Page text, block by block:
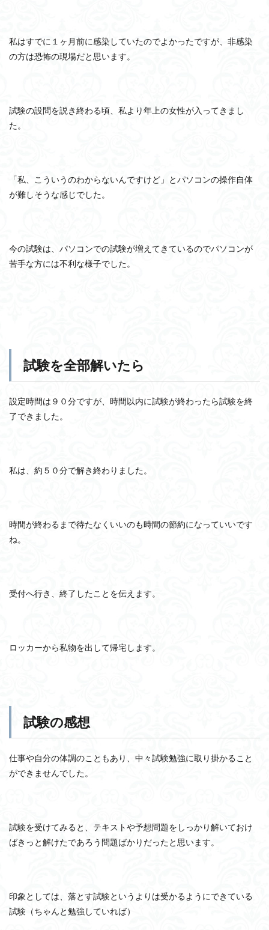
私はすでに１ヶ月前に感染していたのでよかったですが、非感染
の方は恐怖の現場だと思います。
試験の設問を説き終わる頃、私より年上の女性が入ってきまし
た。
「私、こういうのわからないんですけど」とパソコンの操作自体
が難しそうな感じでした。
今の試験は、パソコンでの試験が増えてきているのでパソコンが
苦手な方には不利な様子でした。
試験を全部解いたら
設定時間は９０分ですが、時間以内に試験が終わったら試験を終
了できました。
私は、約５０分で解き終わりました。
時間が終わるまで待たなくいいのも時間の節約になっていいです
ね。
受付へ行き、終了したことを伝えます。
ロッカーから私物を出して帰宅します。
試験の感想
仕事や自分の体調のこともあり、中々試験勉強に取り掛かること
ができませんでした。
試験を受けてみると、テキストや予想問題をしっかり解いておけ
ばきっと解けたであろう問題ばかりだったと思います。
印象としては、落とす試験というよりは受かるようにできている
試験（ちゃんと勉強していれば）